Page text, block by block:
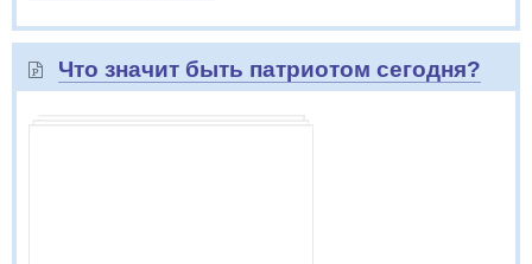
Что значит быть патриотом сегодня?